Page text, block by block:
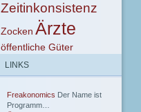
Zeitinkonsistenz
Zocken Ärzte
öffentliche Güter
LINKS
Freakonomics Der Name ist
Programm…